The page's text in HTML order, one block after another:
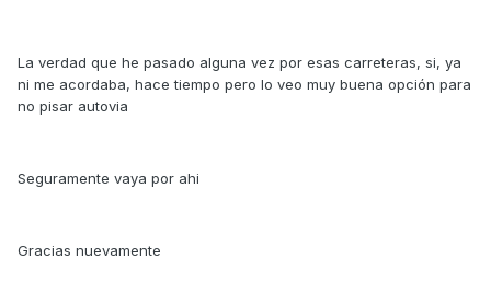
La verdad que he pasado alguna vez por esas carreteras, si, ya
ni me acordaba, hace tiempo pero lo veo muy buena opción para
no pisar autovia
Seguramente vaya por ahi
Gracias nuevamente